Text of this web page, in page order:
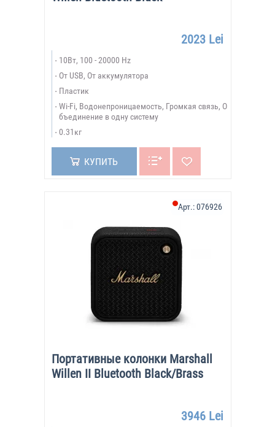
2023 Lei
10Вт, 100 - 20000 Hz
От USB, От аккумулятора
Пластик
Wi-Fi, Водонепроницаемость, Громкая связь, О
бъединение в одну систему
0.31кг
КУПИТЬ
Портативные колонки Marshall
Willen II Bluetooth Black/Brass
Арт.:076926
3946 Lei